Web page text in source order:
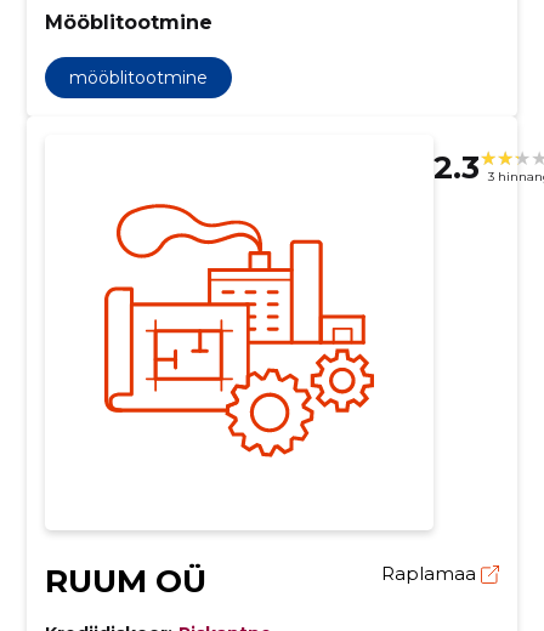
Mööblitootmine
mööblitootmine
2.3 3
RUUM OÜ Raplamaa